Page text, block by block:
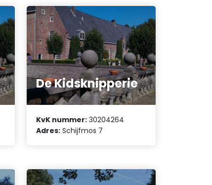
De Kidsknipperie
KvK nummer: 30204264
Adres: Schijfmos 7